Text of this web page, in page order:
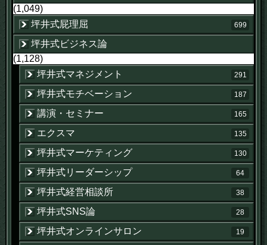
(1,049)
坪井式屁理屈
699
坪井式ビジネス論
(1,128)
坪井式マネジメント
291
坪井式モチベーション 187
講演・セミナー 165
エクスマ 135
坪井式マーケティング 130
坪井式リーダーシップ 64
坪井式経営相談所 38
坪井式SNS論 28
坪井式オンラインサロン 19